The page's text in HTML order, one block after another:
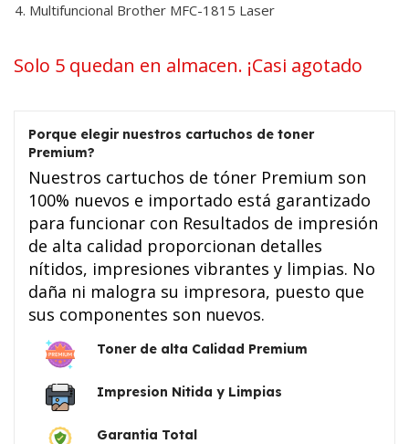
Multifuncional Brother MFC-1815 Laser
Solo 5 quedan en almacen. ¡Casi agotado
Porque elegir nuestros cartuchos de toner
Premium?
Nuestros cartuchos de tóner Premium son
100% nuevos e importado está garantizado
para funcionar con Resultados de impresión
de alta calidad proporcionan detalles
nítidos, impresiones vibrantes y limpias. No
daña ni malogra su impresora, puesto que
sus componentes son nuevos.
Toner de alta Calidad Premium
Impresion Nitida y Limpias
Garantia Total